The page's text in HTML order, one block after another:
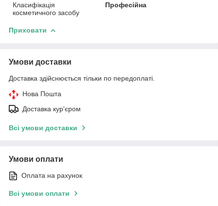
Класифікація
косметичного засобу
Професійна
Приховати
Умови доставки
Доставка здійснюється тільки по передоплаті.
Нова Пошта
Доставка кур'єром
Всі умови доставки
Умови оплати
Оплата на рахунок
Всі умови оплати